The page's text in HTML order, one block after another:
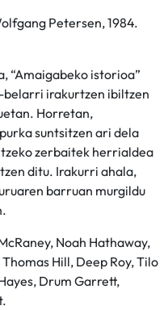
Petersen, 1984.
“Amaigabeko istorioa”
belarri irakurtzen ibiltzen
Horretan,
suntsitzen ari dela
zerbaitek herrialdea
ditu. Irakurri ahala,
barruan murgildu
Noah Hathaway,
Hill, Deep Roy, Tilo
Drum Garrett,